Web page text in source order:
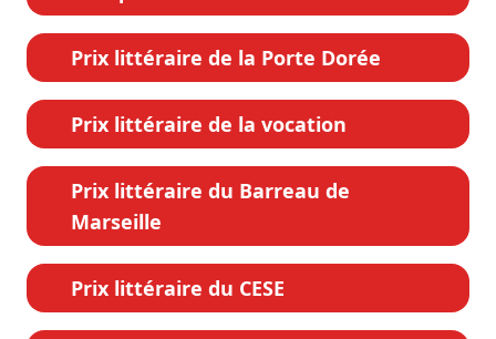
Prix littéraire de la Porte Dorée
Prix littéraire de la vocation
Prix littéraire du Barreau de
Marseille
Prix littéraire du CESE